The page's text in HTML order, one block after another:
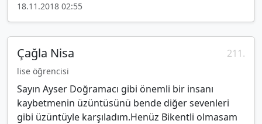
18.11.2018 02:55
Çağla Nisa
lise öğrencisi
211.
Sayın Ayser Doğramacı gibi önemli bir insanı
kaybetmenin üzüntüsünü bende diğer sevenleri
gibi üzüntüyle karşıladım.Henüz Bikentli olmasam